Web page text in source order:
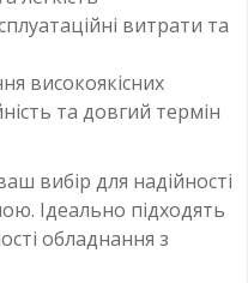
витрати та
високоякісних
та довгий термін
вибір для надійності
Ідеально підходять
обладнання з